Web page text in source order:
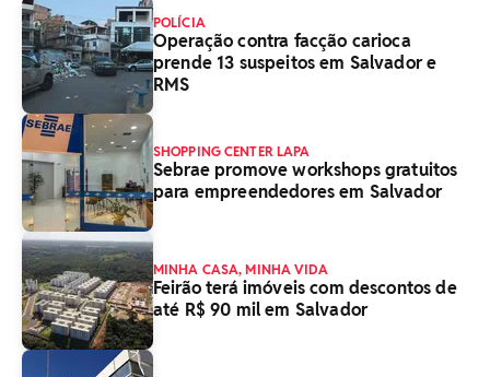
POLÍCIA
Operação contra facção carioca
prende 13 suspeitos em Salvador e
RMS
SHOPPING CENTER LAPA
Sebrae promove workshops gratuitos
para empreendedores em Salvador
MINHA CASA, MINHA VIDA
Feirão terá imóveis com descontos de
até R$ 90 mil em Salvador